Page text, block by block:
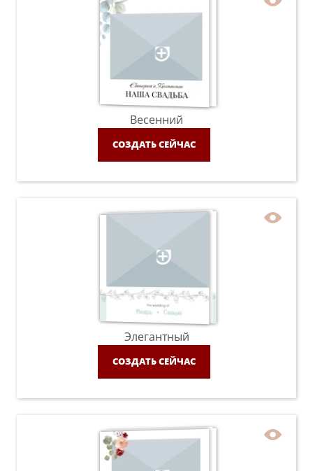
Весенний
СОЗДАТЬ СЕЙЧАС
Элегантный
СОЗДАТЬ СЕЙЧАС